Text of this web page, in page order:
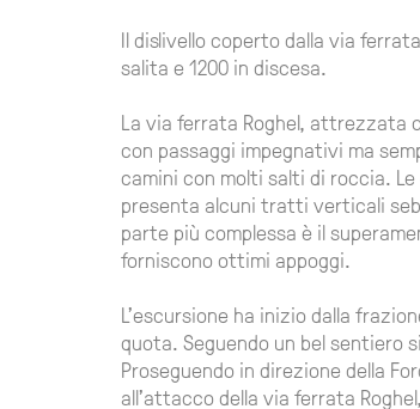
Il dislivello coperto dalla via
salita e 1200 in discesa.
La via ferrata Roghel, attrezzata
con passaggi impegnativi ma
camini con molti salti di roccia.
presenta alcuni tratti verticali
parte più complessa è il
forniscono ottimi appoggi.
L'escursione ha inizio dalla
quota. Seguendo un bel sentiero
Proseguendo in direzione della
all'attacco della via ferrata